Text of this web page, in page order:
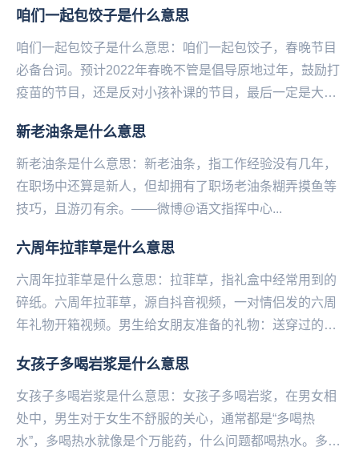
从...
咱们一起包饺子是什么意思
咱们一起包饺子是什么意思：咱们一起包饺子，春‌‌‌‌‌‌‌‌‌‌‌‌‌晚节目
必备台词。预计2022年春晚不管是倡导原地过年，鼓励打
疫苗的节目，还是反对小孩补课的节目，最后一定是大家
新老油条是什么意思
新老油条是什么意思：新老油条，指工作经验没有几年，
在职场中还算是新人，但却拥有了职场老油条糊弄摸鱼等
技巧，且游刃有余。——微博@语文指挥中心...
六周年拉菲草是什么意思
六周年拉菲草是什么意思：拉菲草，指礼盒中经常用到的
碎纸。六周年拉菲草，源自抖音视频，一对情侣发的六周
年礼物开箱视频。男生给女朋友准备的礼物：送穿过的棉
女孩子多喝岩浆是什么意思
女孩子多喝岩浆是什么意思：女孩子多喝岩浆，在男女相
处中，男生对于女生不舒服的关心，通常都是“多喝热
水”，多喝热水就像是个万能药，什么问题都喝热水。多喝